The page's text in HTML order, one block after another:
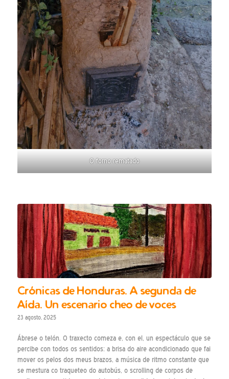
O forno rematado
Crónicas de Honduras. A segunda de
Aída. Un escenario cheo de voces
23 agosto, 2025
Ábrese o telón. O traxecto comeza e, con el, un espectáculo que se
percibe con todos os sentidos: a brisa do aire acondicionado que fai
mover os pelos dos meus brazos, a música de ritmo constante que
se mestura co traqueteo do autobús, o scrolling de corpos de